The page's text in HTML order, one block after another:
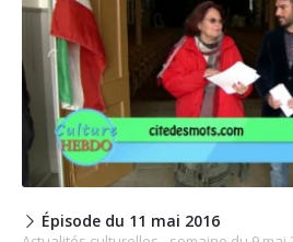
Épisode du 11 mai 2016